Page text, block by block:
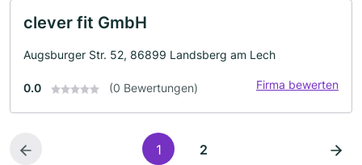
clever fit GmbH
Augsburger Str. 52, 86899 Landsberg am Lech
0.0 (0 Bewertungen) Firma bewerten
1 2